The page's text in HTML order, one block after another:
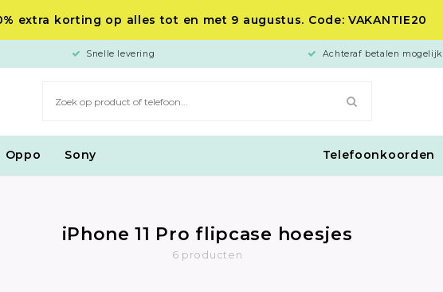
extra korting op alles tot en met 9 augustus. Code: VAKANTIE20
Snelle levering Achteraf betalen mogelijk
Oppo Sony Telefoonkoorden
iPhone 11 Pro flipcase hoesjes
6 producten